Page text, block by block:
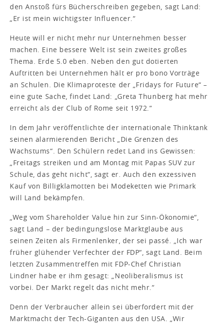
den Anstoß fürs Bücherschreiben gegeben, sagt Land:
„Er ist mein wichtigster Influencer.“
Heute will er nicht mehr nur Unternehmen besser
machen. Eine bessere Welt ist sein zweites großes
Thema. Erde 5.0 eben. Neben den gut dotierten
Auftritten bei Unternehmen hält er pro bono Vorträge
an Schulen. Die Klimaproteste der „Fridays for Future“ –
eine gute Sache, findet Land: „Greta Thunberg hat mehr
erreicht als der Club of Rome seit 1972.“
In dem Jahr veröffentlichte der internationale Thinktank
seinen alarmierenden Bericht „Die Grenzen des
Wachstums“. Den Schülern redet Land ins Gewissen:
„Freitags streiken und am Montag mit Papas SUV zur
Schule, das geht nicht“, sagt er. Auch den exzessiven
Kauf von Billigklamotten bei Modeketten wie Primark
will Land bekämpfen.
„Weg vom Shareholder Value hin zur Sinn-Ökonomie“,
sagt Land – der bedingungslose Marktglaube aus
seinen Zeiten als Firmenlenker, der sei passé. „Ich war
früher glühender Verfechter der FDP“, sagt Land. Beim
letzten Zusammentreffen mit FDP-Chef Christian
Lindner habe er ihm gesagt: „Neoliberalismus ist
vorbei. Der Markt regelt das nicht mehr.“
Denn der Verbraucher allein sei überfordert mit der
Marktmacht der Tech-Giganten aus den USA. „Wir